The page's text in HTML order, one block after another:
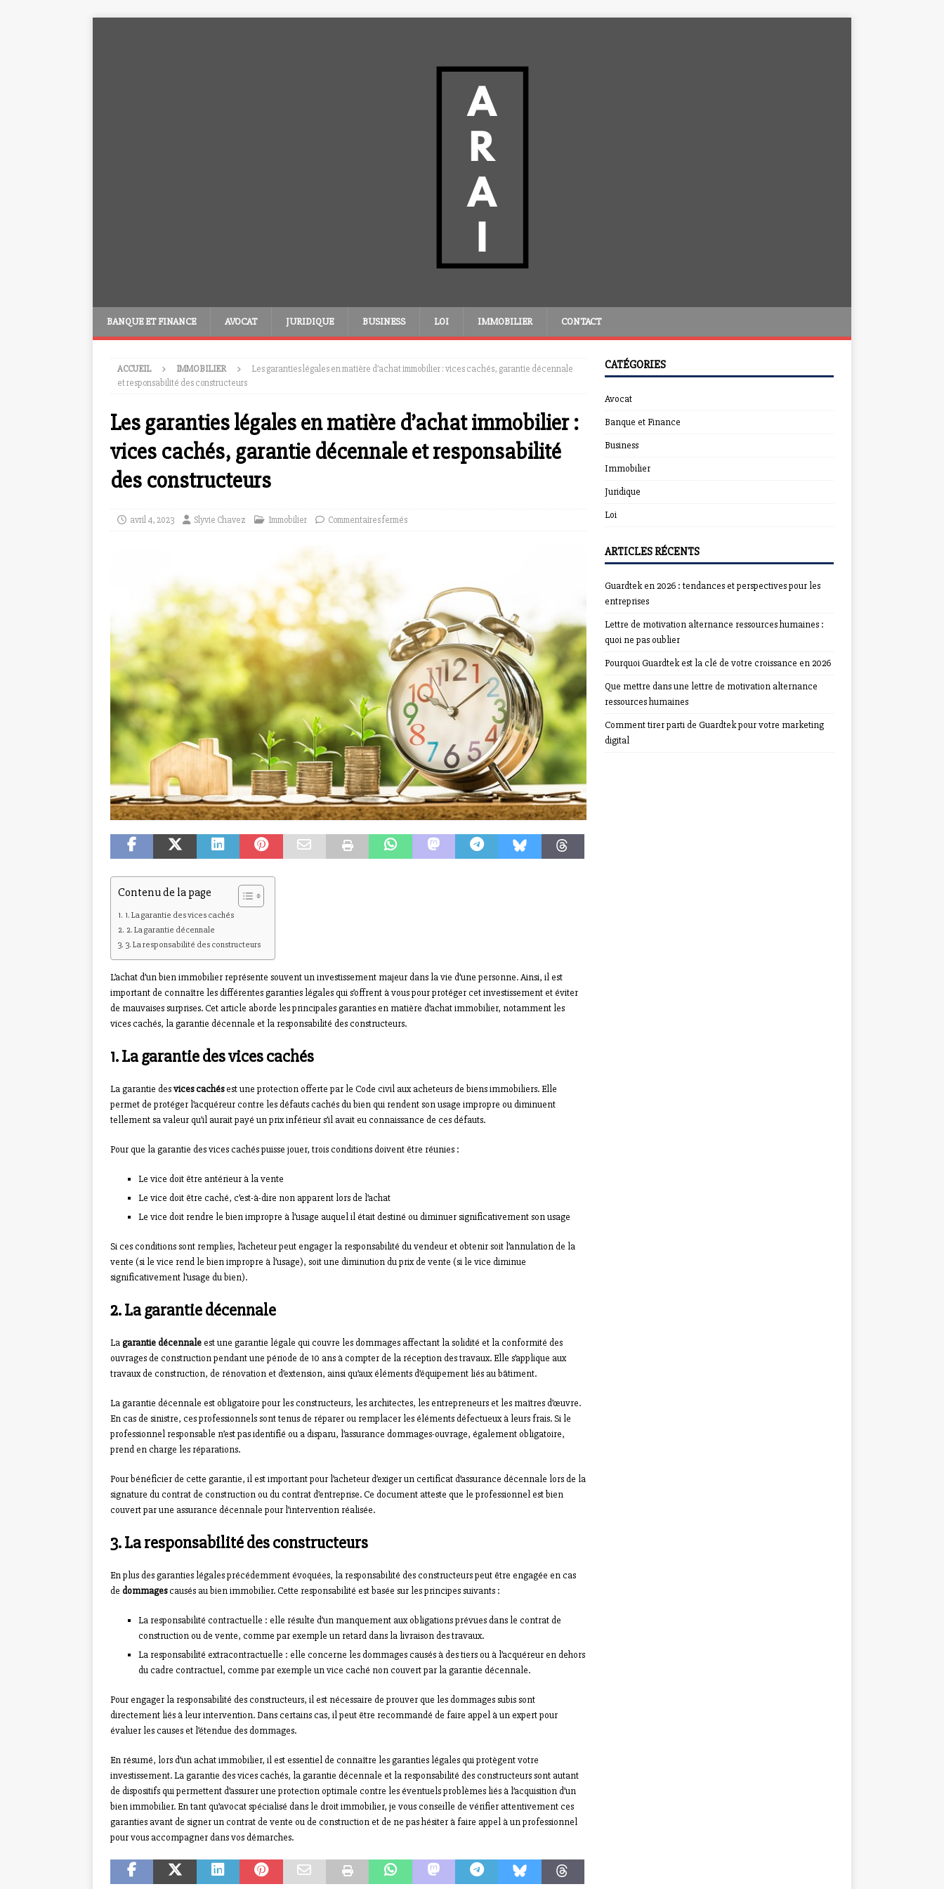
BANQUE ET FINANCE AVOCAT JURIDIQUE BUSINESS LOI IMMOBILIER CONTACT
ACCUEIL IMMOBILIER
Les garanties légales en matière d’achat immobilier : vices cachés, garantie décennale
et responsabilité des constructeurs
Les garanties légales en matière d’achat immobilier :
vices cachés, garantie décennale et responsabilité
des constructeurs
avril 4, 2023 Slyvie Chavez Immobilier Commentaires fermés
Contenu de la page
1. La garantie des vices cachés
2. La garantie décennale
3. La responsabilité des constructeurs
L’achat d’un bien immobilier représente souvent un investissement majeur dans la vie d’une personne. Ainsi, il est
important de connaître les différentes garanties légales qui s’offrent à vous pour protéger cet investissement et éviter
de mauvaises surprises. Cet article aborde les principales garanties en matière d’achat immobilier, notamment les
vices cachés, la garantie décennale et la responsabilité des constructeurs.
1. La garantie des vices cachés
La garantie desvices cachésest une protection offerte par le Code civil aux acheteurs de biens immobiliers. Elle
permet de protéger l’acquéreur contre les défauts cachés du bien qui rendent son usage impropre ou diminuent
tellement sa valeur qu’il aurait payé un prix inférieur s’il avait eu connaissance de ces défauts.
Pour que la garantie des vices cachés puisse jouer, trois conditions doivent être réunies :
Le vice doit être antérieur à la vente
Le vice doit être caché, c’est-à-dire non apparent lors de l’achat
Le vice doit rendre le bien impropre à l’usage auquel il était destiné ou diminuer significativement son usage
Si ces conditions sont remplies, l’acheteur peut engager la responsabilité du vendeur et obtenir soit l’annulation de la
vente (si le vice rend le bien impropre à l’usage), soit une diminution du prix de vente (si le vice diminue
significativement l’usage du bien).
2. La garantie décennale
La garantie décennaleest une garantie légale qui couvre les dommages affectant la solidité et la conformité des
ouvrages de construction pendant une période de 10 ans à compter de la réception des travaux. Elle s’applique aux
travaux de construction, de rénovation et d’extension, ainsi qu’aux éléments d’équipement liés au bâtiment.
La garantie décennale est obligatoire pour les constructeurs, les architectes, les entrepreneurs et les maîtres d’œuvre.
En cas de sinistre, ces professionnels sont tenus de réparer ou remplacer les éléments défectueux à leurs frais. Si le
professionnel responsable n’est pas identifié ou a disparu, l’assurance dommages-ouvrage, également obligatoire,
prend en charge les réparations.
Pour bénéficier de cette garantie, il est important pour l’acheteur d’exiger un certificat d’assurance décennale lors de la
signature du contrat de construction ou du contrat d’entreprise. Ce document atteste que le professionnel est bien
couvert par une assurance décennale pour l’intervention réalisée.
3. La responsabilité des constructeurs
En plus des garanties légales précédemment évoquées, la responsabilité des constructeurs peut être engagée en cas
de dommagescausés au bien immobilier. Cette responsabilité est basée sur les principes suivants :
La responsabilité contractuelle : elle résulte d’un manquement aux obligations prévues dans le contrat de
construction ou de vente, comme par exemple un retard dans la livraison des travaux.
La responsabilité extracontractuelle : elle concerne les dommages causés à des tiers ou à l’acquéreur en dehors
du cadre contractuel, comme par exemple un vice caché non couvert par la garantie décennale.
Pour engager la responsabilité des constructeurs, il est nécessaire de prouver que les dommages subis sont
directement liés à leur intervention. Dans certains cas, il peut être recommandé de faire appel à un expert pour
évaluer les causes et l’étendue des dommages.
En résumé, lors d’un achat immobilier, il est essentiel de connaître les garanties légales qui protègent votre
investissement. La garantie des vices cachés, la garantie décennale et la responsabilité des constructeurs sont autant
de dispositifs qui permettent d’assurer une protection optimale contre les éventuels problèmes liés à l’acquisition d’un
bien immobilier. En tant qu’avocat spécialisé dans le droit immobilier, je vous conseille de vérifier attentivement ces
garanties avant de signer un contrat de vente ou de construction et de ne pas hésiter à faire appel à un professionnel
pour vous accompagner dans vos démarches.
CATÉGORIES
Avocat
Banque et Finance
Business
Immobilier
Juridique
Loi
ARTICLES RÉCENTS
Guardtek en 2026 : tendances et perspectives pour les
entreprises
Lettre de motivation alternance ressources humaines :
quoi ne pas oublier
Pourquoi Guardtek est la clé de votre croissance en 2026
Que mettre dans une lettre de motivation alternance
ressources humaines
Comment tirer parti de Guardtek pour votre marketing
digital